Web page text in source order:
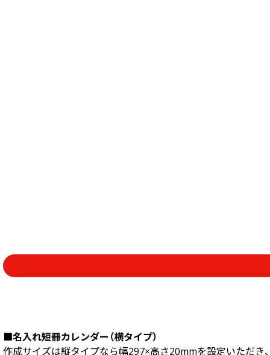
■名入れ短冊カレンダー（横タイプ）
作成サイズは縦タイプなら幅297×高さ20mmを設定いただき